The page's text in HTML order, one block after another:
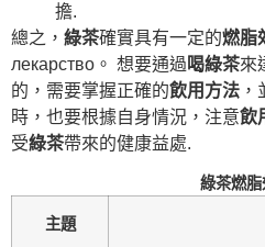
擔.
總之， 綠茶確實具有一定的燃脂
лекарство。 想要通過喝綠茶來
的，需要掌握正確的飲用方法
時，也要根據自身情況，注意飲
受綠茶帶來的健康益處.
綠茶燃脂
主題